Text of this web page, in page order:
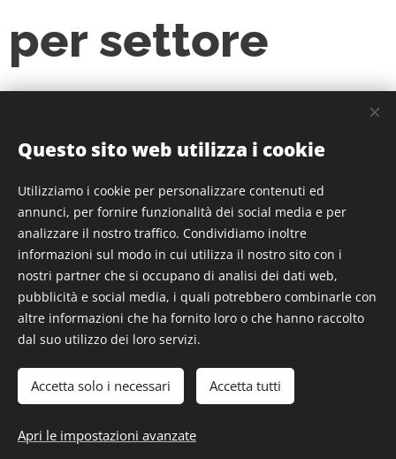
per settore
Ho.Re.Ca
Diversi canali, identica qualità!
Con la nostra ampia gamma di prodotti, possiamo
offrire soluzioni pensate su misura sia per il canale
Ho.Re.Ca, sia per la GDO rispondendo, in questo
modo, alle richieste di differenti tipologie di
clientela.
Cookies
Questo sito web utilizza i cookie
Utilizziamo i cookie per personalizzare contenuti ed
annunci, per fornire funzionalità dei social media e per
analizzare il nostro traffico. Condividiamo inoltre
informazioni sul modo in cui utilizza il nostro sito con i
nostri partner che si occupano di analisi dei dati web,
pubblicità e social media, i quali potrebbero combinarle con
altre informazioni che ha fornito loro o che hanno raccolto
dal suo utilizzo dei loro servizi.
Accetta solo i necessari Accetta tutti
Apri le impostazioni avanzate